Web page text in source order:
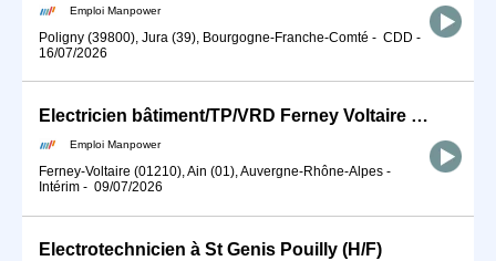
Emploi Manpower
Poligny (39800), Jura (39), Bourgogne-Franche-Comté - CDD -
16/07/2026
Electricien bâtiment/TP/VRD Ferney Voltaire (H/F)
Emploi Manpower
Ferney-Voltaire (01210), Ain (01), Auvergne-Rhône-Alpes -
Intérim - 09/07/2026
Electrotechnicien à St Genis Pouilly (H/F)